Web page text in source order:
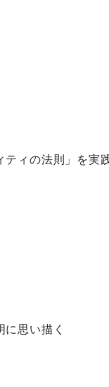
ティの法則」を実
思い描く